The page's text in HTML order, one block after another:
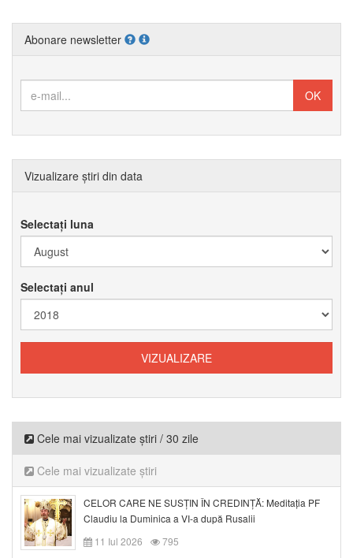
Abonare newsletter
Vizualizare știri din data
Selectați luna
Selectați anul
Cele mai vizualizate știri / 30 zile
Cele mai vizualizate știri
CELOR CARE NE SUSȚIN ÎN CREDINȚĂ: Meditația PF
Claudiu la Duminica a VI-a după Rusalii
11 Iul 2026
795